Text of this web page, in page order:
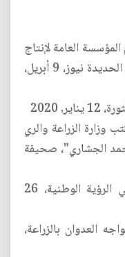
العامة لإنتاج
وتنمية الحبوب "احمد خالد الخالد"، الحديدة نيوز، 9 أبريل،
وزارة الزراعة والري
الجشاري"، صحيفة
5 - فؤاد القاضي، الأمن الغذائي في الرؤية الوطنية، 26
العدوان بالزراعة،